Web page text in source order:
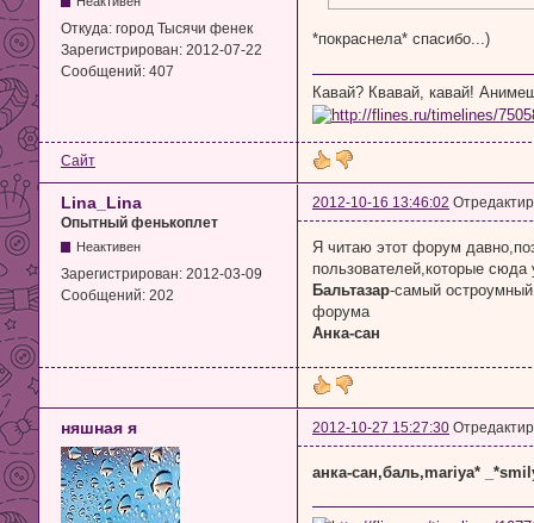
Откуда: город Тысячи фенек
Зарегистрирован: 2012-07-22
Сообщений: 407
*покраснела* спасибо...)
Кавай? Квавай, кавай!
Сайт
Lina_Lina 2012-10-16 13:46:02
Опытный фенькоплет
Неактивен
Зарегистрирован: 2012-03-09
Сообщений: 202
Я читаю этот форум
пользователей,которые сюда
Бальтазар-самый
форума
Анка-сан
няшная я 2012-10-27 15:27:30
анка-сан,баль,mariya*